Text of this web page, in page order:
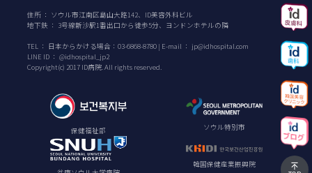
住所 ： ソウル市江南区島山大路142、ID美容外科ビル
地下鉄 ： 3号線新沙駅1番出口から徒歩5分、ヨンドンホテルの隣
TEL ： 日本からかける場合： 03-6868-8780 | E-mail ： jp@idhospital.com
LINE ID ： @idhospital_jp2
Copyright(c) 2017 ID病院. All rights reserved.
保健福祉部 ソウル特別市
韓国保健産業振興院